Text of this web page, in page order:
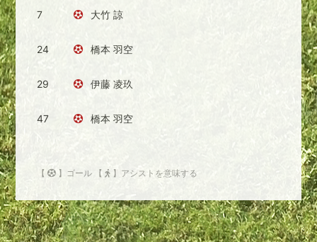
7 大竹 諒
24 橋本 羽空
29 伊藤 凌玖
47 橋本 羽空
【 】ゴール 【 】アシストを意味する